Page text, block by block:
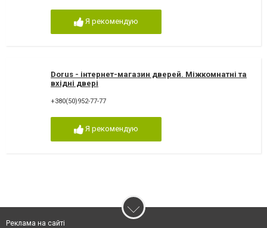
Я рекомендую
Dorus - інтернет-магазин дверей. Міжкомнатні та
вхідні двері
+380(50)952-77-77
Я рекомендую
Реклама на сайті